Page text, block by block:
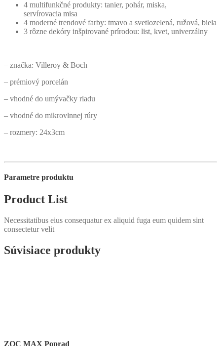
4 multifunkčné produkty: tanier, pohár, miska,
servírovacia misa
4 moderné trendové farby: tmavo a svetlozelená, ružová, biela
3 rôzne dekóry inšpirované prírodou: list, kvet, univerzálny
– značka: Villeroy & Boch
– prémiový porcelán
– vhodné do umývačky riadu
– vhodné do mikrovlnnej rúry
– rozmery: 24x3cm
Parametre produktu
Product List
Necessitatibus eius consequatur ex aliquid fuga eum quidem sint
consectetur velit
Súvisiace produkty
ZOC MAX Poprad